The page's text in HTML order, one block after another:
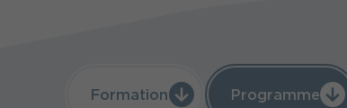
Formation Programme